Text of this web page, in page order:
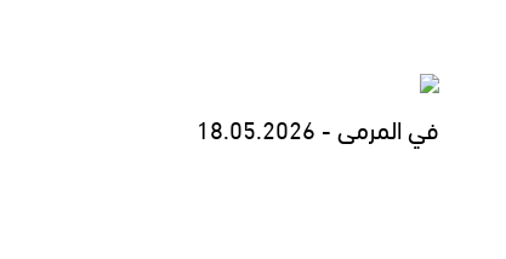
في المرمى - 18.05.2026